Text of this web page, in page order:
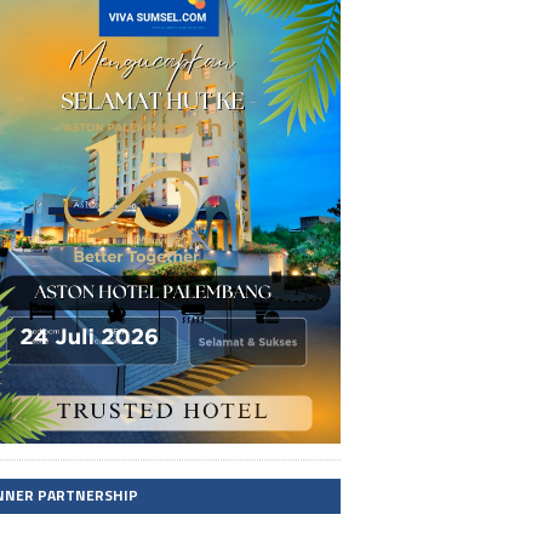
PARTNERSHIP